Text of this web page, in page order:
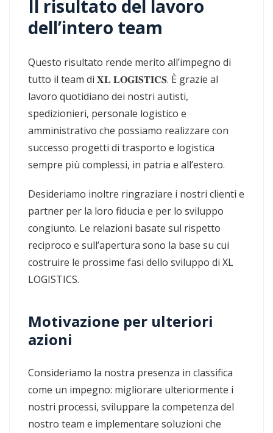
Il risultato del lavoro
dell’intero team
Questo risultato rende merito all’impegno di
tutto il team di 𝐗𝐋 𝐋𝐎𝐆𝐈𝐒𝐓𝐈𝐂𝐒. È grazie al
lavoro quotidiano dei nostri autisti,
spedizionieri, personale logistico e
amministrativo che possiamo realizzare con
successo progetti di trasporto e logistica
sempre più complessi, in patria e all’estero.
Desideriamo inoltre ringraziare i nostri clienti e
partner per la loro fiducia e per lo sviluppo
congiunto. Le relazioni basate sul rispetto
reciproco e sull’apertura sono la base su cui
costruire le prossime fasi dello sviluppo di XL
LOGISTICS.
Motivazione per ulteriori
azioni
Consideriamo la nostra presenza in classifica
come un impegno: migliorare ulteriormente i
nostri processi, sviluppare la competenza del
nostro team e implementare soluzioni che